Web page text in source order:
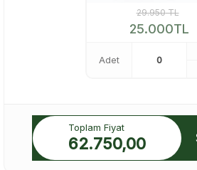
29.950TL
25.000TL
Adet
Toplam Fiyat
62.750,00